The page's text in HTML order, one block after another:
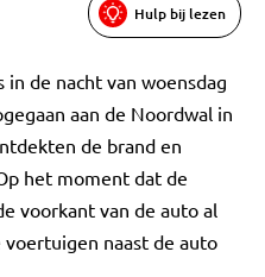
Hulp bij lezen
in de nacht van woensdag
aan de Noordwal in
de brand en
het moment dat de
voorkant van de auto al
naast de auto